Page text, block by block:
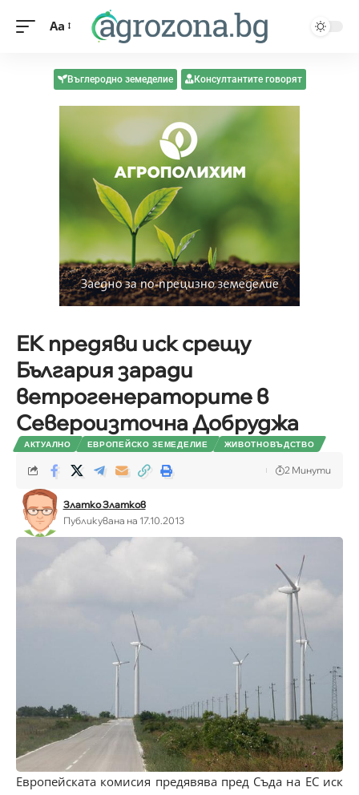
Aa
Въглеродно земеделие Консултантите говорят
ЕК предяви иск срещу
България заради
ветрогенераторите в
Североизточна Добруджа
АКТУАЛНО ЕВРОПЕЙСКО ЗЕМЕДЕЛИЕ ЖИВОТНОВЪДСТВО
Златко Златков
Публикувана на 17.10.2013
2 Минути
Европейската комисия предявява пред Съда на ЕС иск